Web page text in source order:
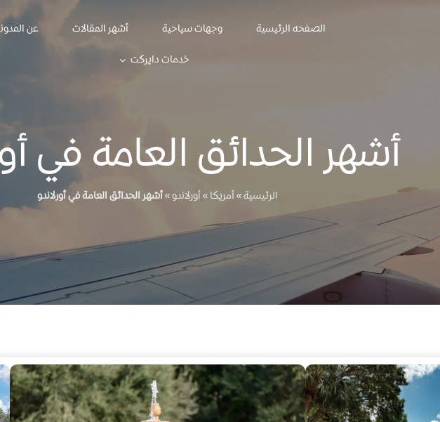
الصفحه الرئيسية وجهات سياحية أشهر المقالات
عن
خدمات دايركت
أشهر الحدائق العامة في
الرئيسية»أمريكا»أورلاندو»أشهر الحدائق العامة في أورلاندو